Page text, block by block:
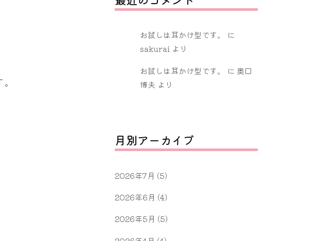
お試しは耳かけ型です。
に
sakurai より
お試しは耳かけ型です。
に 奥口
博夫 より
月別アーカイブ
2026年7月 (5)
2026年6月 (4)
2026年5月 (5)